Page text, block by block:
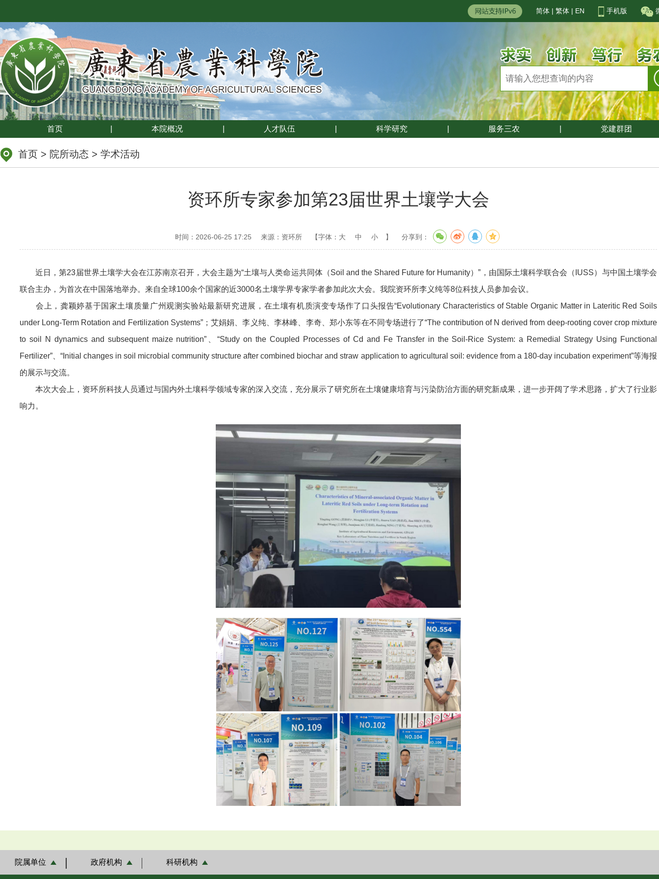
简体 | 繁体 | EN 手机版
首页 本院概况 人才队伍 科学研究 服务三农 党建群团
首页 > 院所动态 > 学术活动
资环所专家参加第23届世界土壤学大会
时间：2026-06-25 17:25 来源：资环所 【字体： 大 中 小 】 分享到：
近日，第23届世界土壤学大会在江苏南京召开，大会主题为“土壤与人类命运共同体（Soil and the Shared Future for Humanity）”，由国际土壤科学联合会（IUSS）与中国土壤学会
联合主办，为首次在中国落地举办。来自全球100余个国家的近3000名土壤学界专家学者参加此次大会。我院资环所李义纯等8位科技人员参加会议。
会上，龚颖婷基于国家土壤质量广州观测实验站最新研究进展，在土壤有机质演变专场作了口头报告“Evolutionary Characteristics of Stable Organic Matter in Lateritic Red Soils
under Long-Term Rotation and Fertilization Systems”；艾娟娟、李义纯、李林峰、李奇、郑小东等在不同专场进行了“The contribution of N derived from deep-rooting cover crop mixture
to soil N dynamics and subsequent maize nutrition”、“Study on the Coupled Processes of Cd and Fe Transfer in the Soil-Rice System: a Remedial Strategy Using Functional
Fertilizer”、“Initial changes in soil microbial community structure after combined biochar and straw application to agricultural soil: evidence from a 180-day incubation experiment”等海报
的展示与交流。
本次大会上，资环所科技人员通过与国内外土壤科学领域专家的深入交流，充分展示了研究所在土壤健康培育与污染防治方面的研究新成果，进一步开阔了学术思路，扩大了行业影
响力。
院属单位 政府机构 科研机构